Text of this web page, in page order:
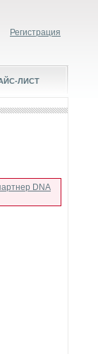
Регистрация
ЛИСТ
DNA